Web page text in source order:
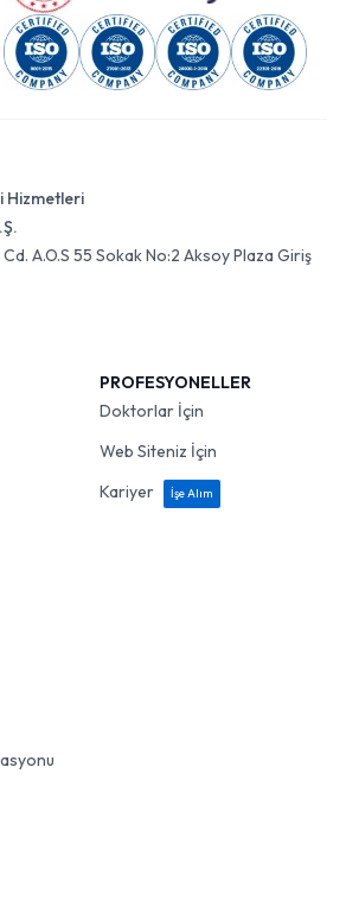
Hizmetleri
A.O.S 55 Sokak No:2 Aksoy Plaza Giriş
PROFESYONELLER
Doktorlar İçin
Web Siteniz İçin
Kariyer
İşe Alım